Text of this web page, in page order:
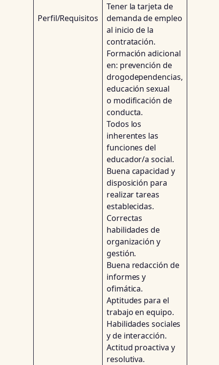
Perfil/Requisitos
Tener la tarjeta de
demanda de empleo
al inicio de la
contratación.
Formación adicional
en: prevención de
drogodependencias,
educación sexual
o modificación de
conducta.
Todos los
inherentes las
funciones del
educador/a social.
Buena capacidad y
disposición para
realizar tareas
establecidas.
Correctas
habilidades de
organización y
gestión.
Buena redacción de
informes y
ofimática.
Aptitudes para el
trabajo en equipo.
Habilidades sociales
y de interacción.
Actitud proactiva y
resolutiva.